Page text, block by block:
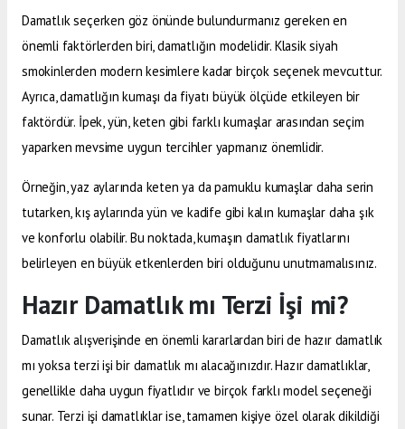
Damatlık seçerken göz önünde bulundurmanız gereken en
önemli faktörlerden biri, damatlığın modelidir. Klasik siyah
smokinlerden modern kesimlere kadar birçok seçenek mevcuttur.
Ayrıca, damatlığın kumaşı da fiyatı büyük ölçüde etkileyen bir
faktördür. İpek, yün, keten gibi farklı kumaşlar arasından seçim
yaparken mevsime uygun tercihler yapmanız önemlidir.
Örneğin, yaz aylarında keten ya da pamuklu kumaşlar daha serin
tutarken, kış aylarında yün ve kadife gibi kalın kumaşlar daha şık
ve konforlu olabilir. Bu noktada, kumaşın damatlık fiyatlarını
belirleyen en büyük etkenlerden biri olduğunu unutmamalısınız.
Hazır Damatlık mı Terzi İşi mi?
Damatlık alışverişinde en önemli kararlardan biri de hazır damatlık
mı yoksa terzi işi bir damatlık mı alacağınızdır. Hazır damatlıklar,
genellikle daha uygun fiyatlıdır ve birçok farklı model seçeneği
sunar. Terzi işi damatlıklar ise, tamamen kişiye özel olarak dikildiği